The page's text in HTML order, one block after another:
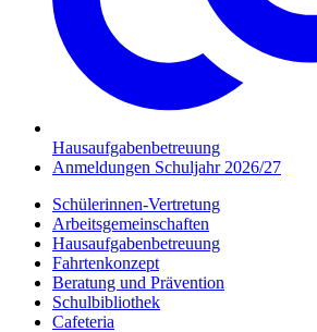
Hausaufgabenbetreuung
Anmeldungen Schuljahr 2026/27
Schülerinnen-Vertretung
Arbeitsgemeinschaften
Hausaufgabenbetreuung
Fahrtenkonzept
Beratung und Prävention
Schulbibliothek
Cafeteria